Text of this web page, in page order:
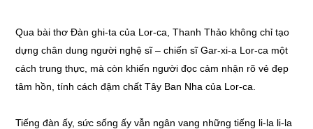
Qua bài thơ Đàn ghi-ta của Lor-ca, Thanh Thảo không chỉ tạo
dựng chân dung người nghệ sĩ – chiến sĩ Gar-xi-a Lor-ca một
cách trung thực, mà còn khiến người đọc cảm nhận rõ vẻ đẹp
tâm hồn, tính cách đậm chất Tây Ban Nha của Lor-ca.
Tiếng đàn ấy, sức sống ấy vẫn ngân vang những tiếng li-la li-la